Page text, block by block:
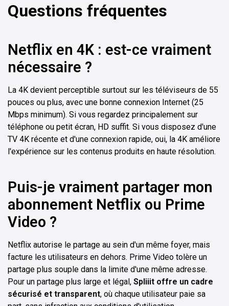
Questions fréquentes
Netflix en 4K : est-ce vraiment
nécessaire ?
La 4K devient perceptible surtout sur les téléviseurs de 55
pouces ou plus, avec une bonne connexion Internet (25
Mbps minimum). Si vous regardez principalement sur
téléphone ou petit écran, HD suffit. Si vous disposez d'une
TV 4K récente et d'une connexion rapide, oui, la 4K améliore
l'expérience sur les contenus produits en haute résolution.
Puis-je vraiment partager mon
abonnement Netflix ou Prime
Video ?
Netflix autorise le partage au sein d'un même foyer, mais
facture les utilisateurs en dehors. Prime Video tolère un
partage plus souple dans la limite d'une même adresse.
Pour un partage plus large et légal, Spliiit offre un cadre
sécurisé et transparent, où chaque utilisateur paie sa